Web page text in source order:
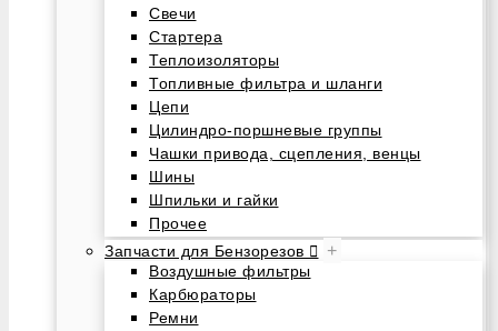
Свечи
Стартера
Теплоизоляторы
Топливные фильтра и шланги
Цепи
Цилиндро-поршневые группы
Чашки привода, сцепления, венцы
Шины
Шпильки и гайки
Прочее
Запчасти для Бензорезов
+
Воздушные фильтры
Карбюраторы
Ремни